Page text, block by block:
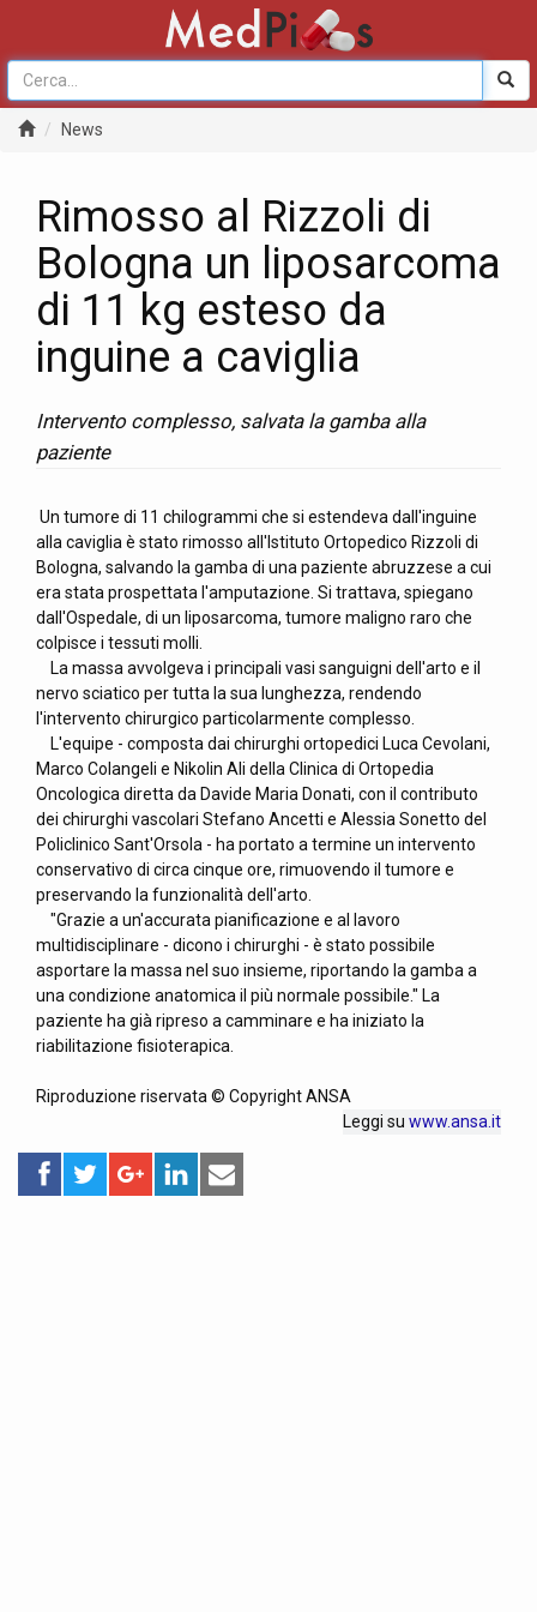
News
Rimosso al Rizzoli di
Bologna un liposarcoma
di 11 kg esteso da
inguine a caviglia
Intervento complesso, salvata la gamba alla
paziente
Un tumore di 11 chilogrammi che si estendeva dall'inguine
alla caviglia è stato rimosso all'Istituto Ortopedico Rizzoli di
Bologna, salvando la gamba di una paziente abruzzese a cui
era stata prospettata l'amputazione. Si trattava, spiegano
dall'Ospedale, di un liposarcoma, tumore maligno raro che
colpisce i tessuti molli.
La massa avvolgeva i principali vasi sanguigni dell'arto e il
nervo sciatico per tutta la sua lunghezza, rendendo
l'intervento chirurgico particolarmente complesso.
L'equipe - composta dai chirurghi ortopedici Luca Cevolani,
Marco Colangeli e Nikolin Ali della Clinica di Ortopedia
Oncologica diretta da Davide Maria Donati, con il contributo
dei chirurghi vascolari Stefano Ancetti e Alessia Sonetto del
Policlinico Sant'Orsola - ha portato a termine un intervento
conservativo di circa cinque ore, rimuovendo il tumore e
preservando la funzionalità dell'arto.
"Grazie a un'accurata pianificazione e al lavoro
multidisciplinare - dicono i chirurghi - è stato possibile
asportare la massa nel suo insieme, riportando la gamba a
una condizione anatomica il più normale possibile." La
paziente ha già ripreso a camminare e ha iniziato la
riabilitazione fisioterapica.
Riproduzione riservata © Copyright ANSA
Leggi su www.ansa.it